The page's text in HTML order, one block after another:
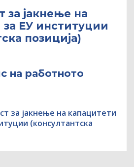
за јакнење на
за ЕУ институции
позициja)
на работното
за јакнење на капацитети
(консултантскa